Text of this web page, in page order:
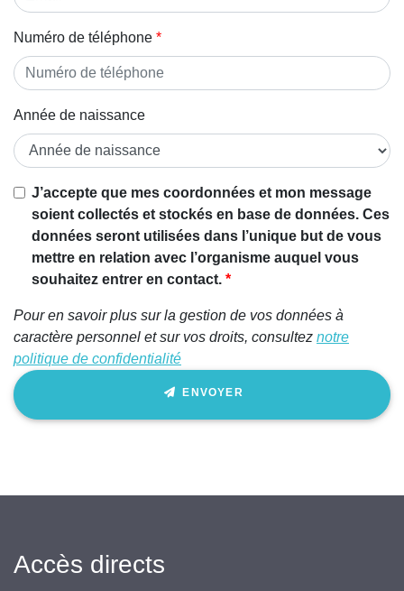
Numéro de téléphone
Année de naissance
Si vous
êtes un
être
humain,
ignorez
champ
J’accepte que mes coordonnées et mon message
soient collectés et stockés en base de données. Ces
données seront utilisées dans l’unique but de vous
mettre en relation avec l’organisme auquel vous
souhaitez entrer en contact.
Pour en savoir plus sur la gestion de vos données à
caractère personnel et sur vos droits, consultez notre
politique de confidentialité
ENVOYER
Accès directs